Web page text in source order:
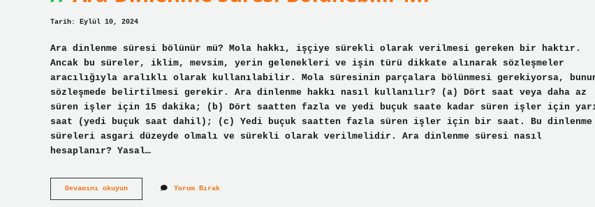
Tarih: Eylül 10, 2024
Ara dinlenme süresi bölünür mü? Mola hakkı, işçiye sürekli olarak verilmesi gereken bir haktır.
Ancak bu süreler, iklim, mevsim, yerin gelenekleri ve işin türü dikkate alınarak sözleşmeler
aracılığıyla aralıklı olarak kullanılabilir. Mola süresinin parçalara bölünmesi gerekiyorsa,
sözleşmede belirtilmesi gerekir. Ara dinlenme hakkı nasıl kullanılır? (a) Dört saat veya daha az
süren işler için 15 dakika; (b) Dört saatten fazla ve yedi buçuk saate kadar süren işler için
saat (yedi buçuk saat dahil); (c) Yedi buçuk saatten fazla süren işler için bir saat. Bu dinlenme
süreleri asgari düzeyde olmalı ve sürekli olarak verilmelidir. Ara dinlenme süresi nasıl
hesaplanır? Yasal…
Devamını okuyunAra
Dinlenme
Yorum Bırak